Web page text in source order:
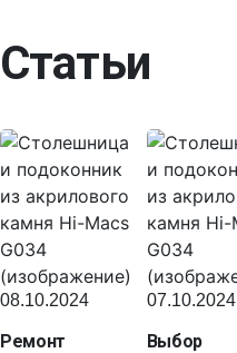
Статьи
08.10.2024
Ремонт
07.10.2024
Выбор